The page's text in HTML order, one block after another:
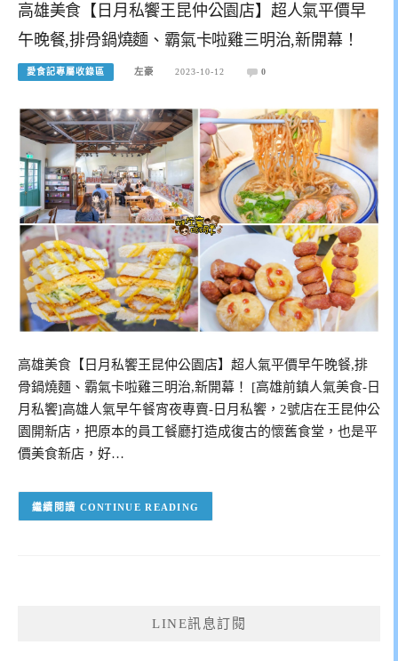
高雄美食【日月私饗王昆仲公園店】超人氣平價早
午晚餐,排骨鍋燒麵、霸氣卡啦雞三明治,新開幕！
愛食記專屬收錄區 左豪 2023-10-12 0
高雄美食【日月私饗王昆仲公園店】超人氣平價早午晚餐,排
骨鍋燒麵、霸氣卡啦雞三明治,新開幕！ [高雄前鎮人氣美食-日
月私饗]高雄人氣早午餐宵夜專賣-日月私饗，2號店在王昆仲公
園開新店，把原本的員工餐廳打造成復古的懷舊食堂，也是平
價美食新店，好…
CONTINUE READING
LINE訊息訂閱